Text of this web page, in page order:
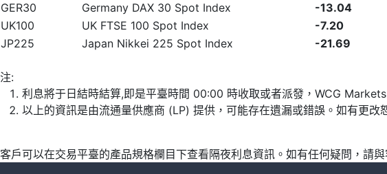
GER30
Germany DAX 30 Spot Index -13.04
UK100
UK FTSE 100 Spot Index -7.20
JP225
Japan Nikkei 225 Spot Index -21.69
注:
利息將于日結時結算,即是平臺時間 00:00 時收取或者派發，WCG
以上的資訊是由流通量供應商 (LP) 提供，可能存在遺漏或錯誤。如有更改
客戶可以在交易平臺的產品規格欄目下查看隔夜利息資訊。如有任何疑問，請與